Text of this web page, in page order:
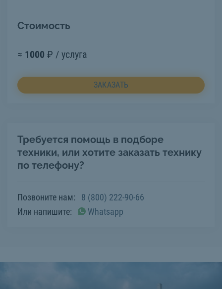
Стоимость
≈ 1000 ₽ / услуга
ЗАКАЗАТЬ
Требуется помощь в подборе
техники, или хотите заказать технику
по телефону?
Позвоните нам:
8 (800) 222-90-66
Или напишите:
Whatsapp